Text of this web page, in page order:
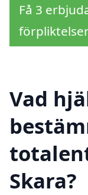
Få 3
Vad
Skara?